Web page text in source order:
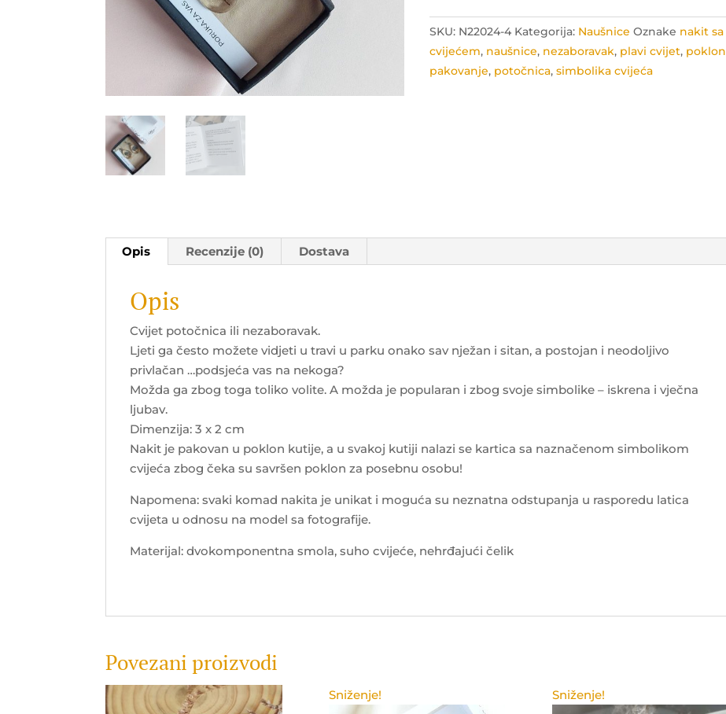
vječne
ljubavi
količina
SKU: N22024-4 Kategorija: Naušnice Oznake nakit sa
cvijećem, naušnice, nezaboravak, plavi cvijet, poklon
pakovanje, potočnica,simbolika cvijeća
Opis Recenzije (0) Dostava
Opis
Cvijet potočnica ili nezaboravak.
Ljeti ga često možete vidjeti u travi u parku onako sav nježan i sitan, a postojan i neodoljivo
privlačan …podsjeća vas na nekoga?
Možda ga zbog toga toliko volite. A možda je popularan i zbog svoje simbolike – iskrena i vječna
ljubav.
Dimenzija: 3 x 2 cm
Nakit je pakovan u poklon kutije, a u svakoj kutiji nalazi se kartica sa naznačenom simbolikom
cvijeća zbog čeka su savršen poklon za posebnu osobu!
Napomena: svaki komad nakita je unikat i moguća su neznatna odstupanja u rasporedu latica
cvijeta u odnosu na model sa fotografije.
Materijal: dvokomponentna smola, suho cvijeće, nehrđajući čelik
Povezani proizvodi
Sniženje! Sniženje!